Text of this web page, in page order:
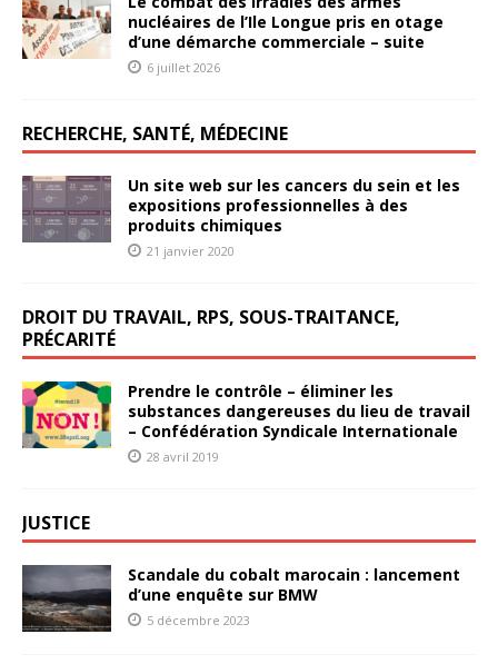
nucléaires de l’Ile Longue pris en otage
d’une démarche commerciale – suite
6 juillet 2026
RECHERCHE, SANTÉ, MÉDECINE
Un site web sur les cancers du sein et les
expositions professionnelles à des
produits chimiques
21 janvier 2020
DROIT DU TRAVAIL, RPS, SOUS-TRAITANCE,
PRÉCARITÉ
Prendre le contrôle – éliminer les
substances dangereuses du lieu de travail
– Confédération Syndicale Internationale
28 avril 2019
JUSTICE
Scandale du cobalt marocain : lancement
d’une enquête sur BMW
5 décembre 2023